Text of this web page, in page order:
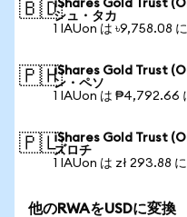
🇧🇩iShares Gold Trust
シュ・タカ
1 IAUon は ৳9,758.08
🇵🇭iShares Gold Trust
ン・ペソ
1 IAUon は ₱4,792.66
🇵🇱iShares Gold Trust
ズロチ
1 IAUon は zł 293.88
他のRWAをUSDに変換